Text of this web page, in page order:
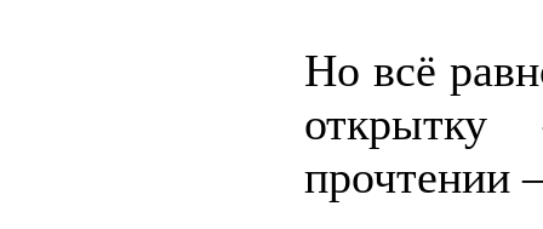
Но всё
прочтении